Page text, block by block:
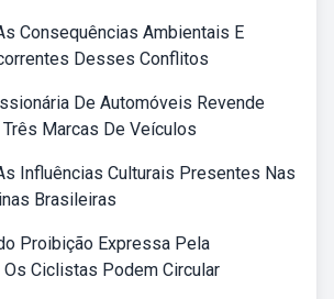
Consequências Ambientais E
Desses Conflitos
De Automóveis Revende
Marcas De Veículos
Influências Culturais Presentes Nas
Brasileiras
Proibição Expressa Pela
Ciclistas Podem Circular